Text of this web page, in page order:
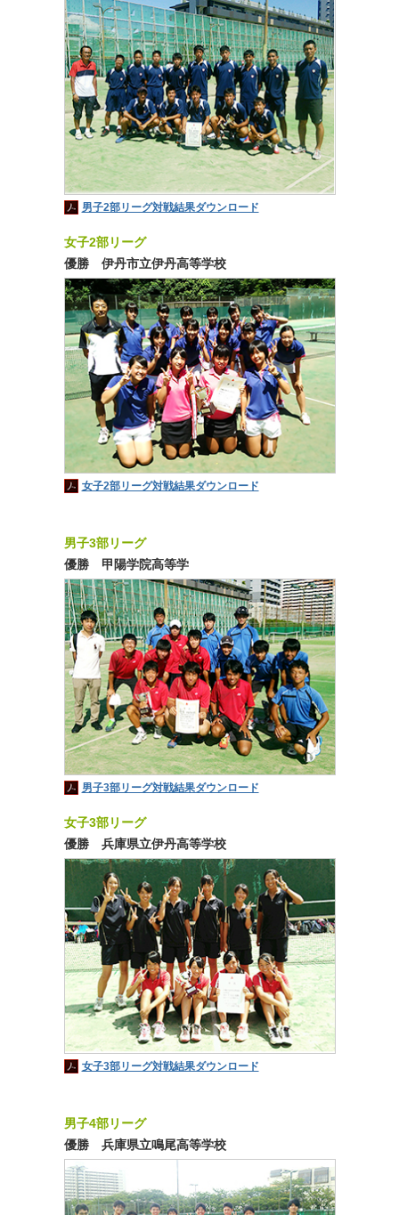
男子2部リーグ対戦結果ダウンロード
女子2部リーグ
優勝 伊丹市立伊丹高等学校
女子2部リーグ対戦結果ダウンロード
男子3部リーグ
優勝 甲陽学院高等学
男子3部リーグ対戦結果ダウンロード
女子3部リーグ
優勝 兵庫県立伊丹高等学校
女子3部リーグ対戦結果ダウンロード
男子4部リーグ
優勝 兵庫県立鳴尾高等学校